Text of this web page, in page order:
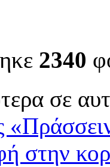
2340
σε
στην